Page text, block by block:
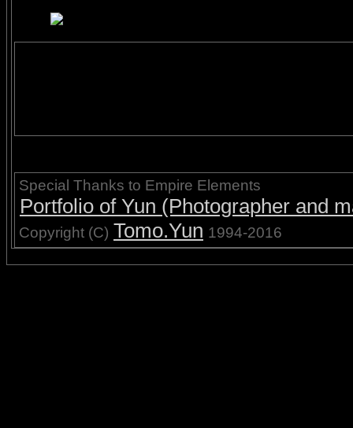
Special Thanks to Empire Elements
Portfolio of Yun (Photographer and
Copyright (C) Tomo.Yun 1994-2016